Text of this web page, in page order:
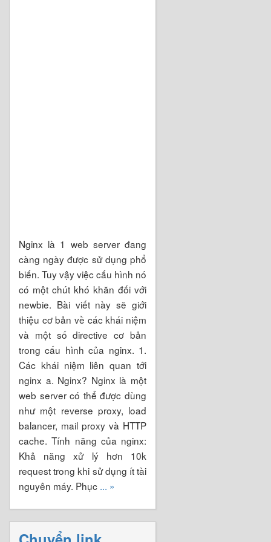
Nginx là 1 web server đang
càng ngày được sử dụng phổ
biến. Tuy vậy việc cấu hình nó
có một chút khó khăn đối với
newbie. Bài viết này sẽ giới
thiệu cơ bản về các khái niệm
và một số directive cơ bản
trong cấu hình của nginx. 1.
Các khái niệm liên quan tới
nginx a. Nginx? Nginx là một
web server có thể được dùng
như một reverse proxy, load
balancer, mail proxy và HTTP
cache. Tính năng của nginx:
Khả năng xử lý hơn 10k
request trong khi sử dụng ít tài
nguyên máy. Phục ... »